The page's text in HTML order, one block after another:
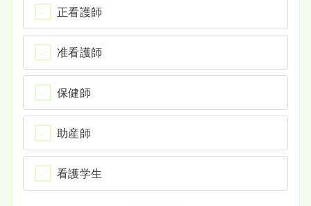
正看護師
准看護師
保健師
助産師
看護学生